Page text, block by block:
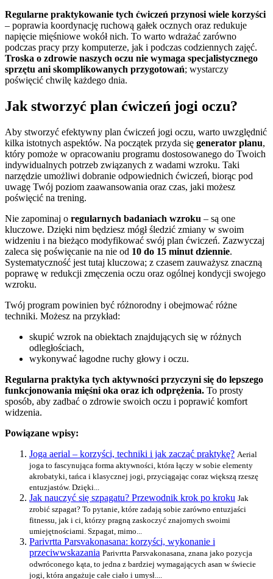
Regularne praktykowanie tych ćwiczeń przynosi wiele korzyści
– poprawia koordynację ruchową gałek ocznych oraz redukuje
napięcie mięśniowe wokół nich. To warto wdrażać zarówno
podczas pracy przy komputerze, jak i podczas codziennych zajęć.
Troska o zdrowie naszych oczu nie wymaga specjalistycznego
sprzętu ani skomplikowanych przygotowań; wystarczy
poświęcić chwilę każdego dnia.
Jak stworzyć plan ćwiczeń jogi oczu?
Aby stworzyć efektywny plan ćwiczeń jogi oczu, warto uwzględnić
kilka istotnych aspektów. Na początek przyda się generator planu,
który pomoże w opracowaniu programu dostosowanego do Twoich
indywidualnych potrzeb związanych z wadami wzroku. Taki
narzędzie umożliwi dobranie odpowiednich ćwiczeń, biorąc pod
uwagę Twój poziom zaawansowania oraz czas, jaki możesz
poświęcić na trening.
Nie zapominaj o regularnych badaniach wzroku – są one
kluczowe. Dzięki nim będziesz mógł śledzić zmiany w swoim
widzeniu i na bieżąco modyfikować swój plan ćwiczeń. Zazwyczaj
zaleca się poświęcanie na nie od 10 do 15 minut dziennie.
Systematyczność jest tutaj kluczowa; z czasem zauważysz znaczną
poprawę w redukcji zmęczenia oczu oraz ogólnej kondycji swojego
wzroku.
Twój program powinien być różnorodny i obejmować różne
techniki. Możesz na przykład:
skupić wzrok na obiektach znajdujących się w różnych
odległościach,
wykonywać łagodne ruchy głowy i oczu.
Regularna praktyka tych aktywności przyczyni się do lepszego
funkcjonowania mięśni oka oraz ich odprężenia. To prosty
sposób, aby zadbać o zdrowie swoich oczu i poprawić komfort
widzenia.
Powiązane wpisy:
Joga aerial – korzyści, techniki i jak zacząć praktykę? Aerial
joga to fascynująca forma aktywności, która łączy w sobie elementy
akrobatyki, tańca i klasycznej jogi, przyciągając coraz większą rzeszę
entuzjastów. Dzięki...
Jak nauczyć się szpagatu? Przewodnik krok po kroku Jak
zrobić szpagat? To pytanie, które zadają sobie zarówno entuzjaści
fitnessu, jak i ci, którzy pragną zaskoczyć znajomych swoimi
umiejętnościami. Szpagat, mimo...
Parivrtta Parsvakonasana: korzyści, wykonanie i
przeciwwskazania Parivrtta Parsvakonasana, znana jako pozycja
odwróconego kąta, to jedna z bardziej wymagających asan w świecie
jogi, która angażuje całe ciało i umysł....